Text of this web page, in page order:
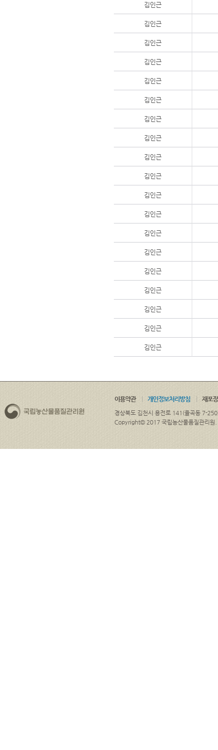
김인근
김인근
김인근
김인근
김인근
김인근
김인근
김인근
김인근
김인근
김인근
김인근
김인근
김인근
김인근
김인근
김인근
김인근
김인근
이용약관 개인정보처리방침 재포
경상북도 김천시 용전로 141(율곡동 7-
Copyright© 2017 국립농산물품질관리원